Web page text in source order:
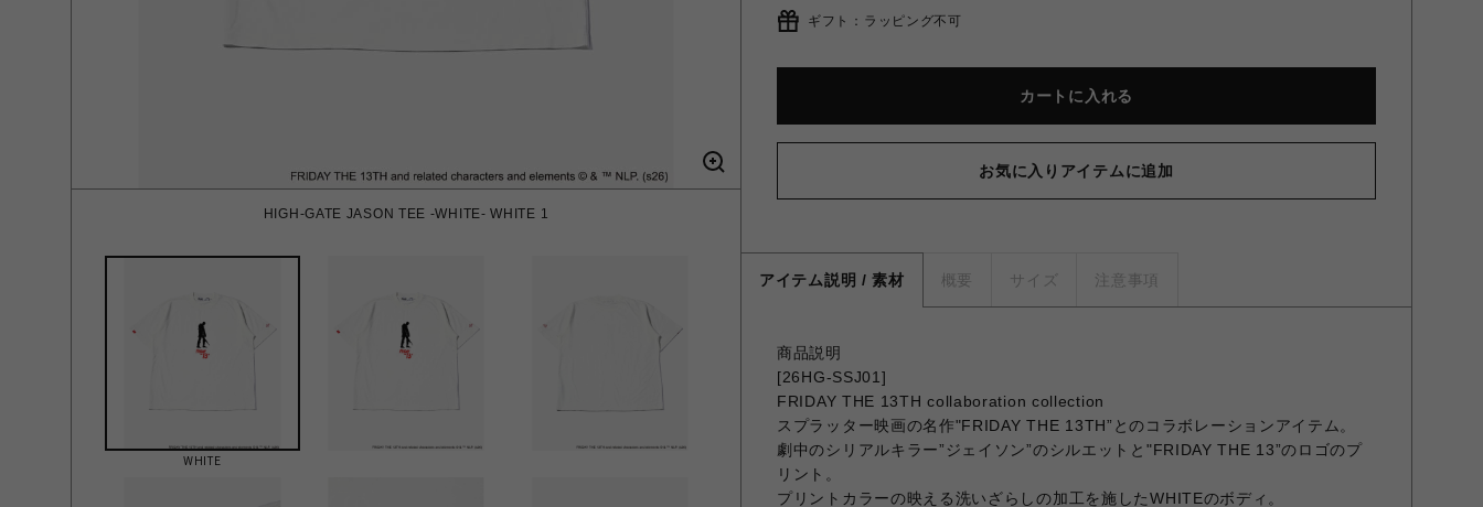
HIGH-GATE JASON TEE -WHITE- WHITE 1
WHITE
ギフト：ラッピング不可
カートに入れる
お気に入りアイテムに追加
アイテム説明 / 素材 概要 サイズ 注意事項
商品説明
[26HG-SSJ01]
FRIDAY THE 13TH collaboration collection
スプラッター映画の名作"FRIDAY THE 13TH”とのコラボレーションアイテム。
劇中のシリアルキラー”ジェイソン”のシルエットと"FRIDAY THE 13”のロゴのプ
リント。
プリントカラーの映える洗いざらしの加工を施したWHITEのボディ。